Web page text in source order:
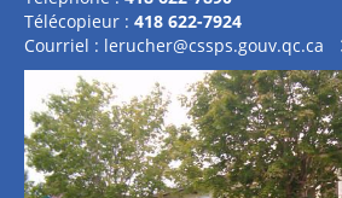
Télécopieur : 418 622-7924
Courriel : lerucher@cssps.gouv.qc.ca